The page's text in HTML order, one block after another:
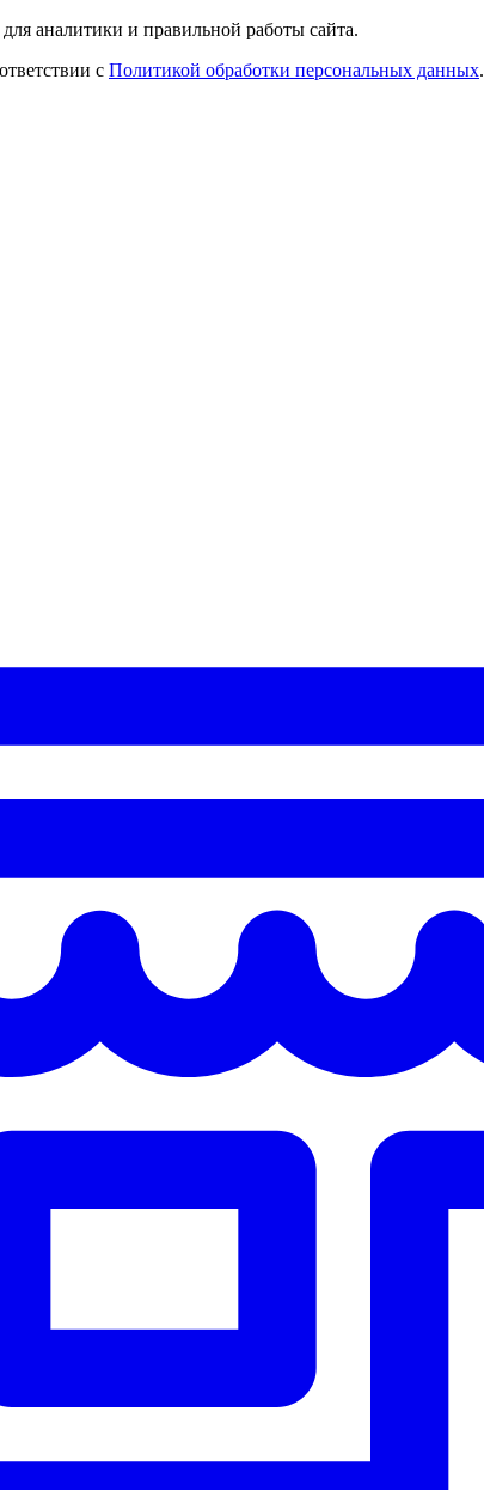
для аналитики и правильной работы сайта.
с Политикой обработки персональных данных.